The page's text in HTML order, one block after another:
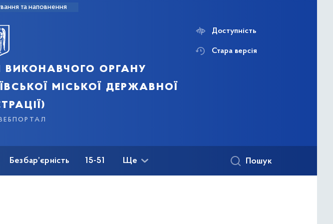
та наповнення
виконавчого органу
міської державної
Доступність
Стара версія
Безбар’єрність 15-51 Ще Пошук